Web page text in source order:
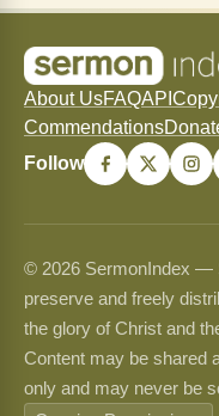
About UsFAQAPI
Commendations
Follow
© 2026 SermonIndex —
preserve and freely
the glory of Christ and
Content may be shared
only and may never be